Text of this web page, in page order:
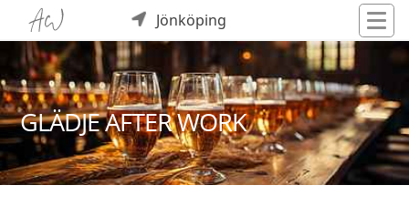
Jönköping
GLÄDJE AFTER WORK